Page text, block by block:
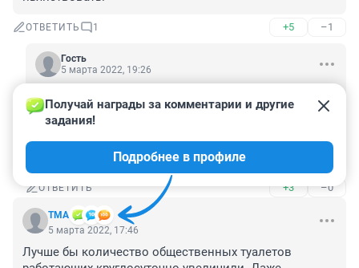
ОТВЕТИТЬ 1 +5 –1
Гость
5 марта 2022, 19:26
они рестораны не закрывают, а тут галочку, за яко
бы борьбу за здоровье народа, жирную поставят.
Ковид-то закончился, надо теперь вновь бурную
деятельность придумывать.
ОТВЕТИТЬ +3 –0
TMA
Получай награды за комментарии и другие
задания!
Подробнее в профиле
5 марта 2022, 17:46
Лучше бы количество общественных туалетов